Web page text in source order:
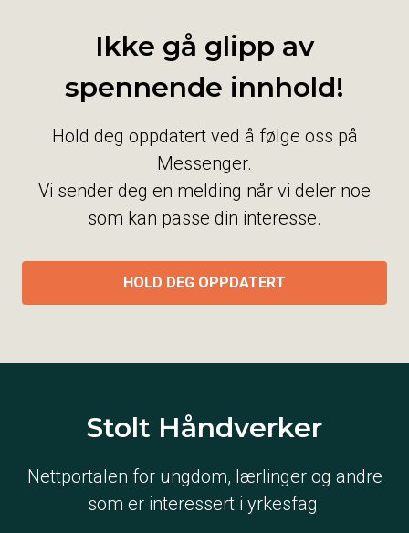
Ikke gå glipp av
spennende innhold!
Hold deg oppdatert ved å følge oss på
Messenger.
Vi sender deg en melding når vi deler noe
som kan passe din interesse.
HOLD DEG OPPDATERT
Stolt Håndverker
Nettportalen for ungdom, lærlinger og andre
som er interessert i yrkesfag.